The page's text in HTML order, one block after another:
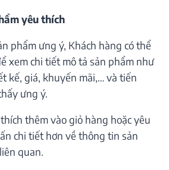
yêu thích
phẩm ưng ý, Khách hàng có thể
xem chi tiết mô tả sản phẩm như
kế, giá, khuyến mãi,… và tiến
ưng ý.
thêm vào giỏ hàng hoặc yêu
chi tiết hơn về thông tin sản
quan.